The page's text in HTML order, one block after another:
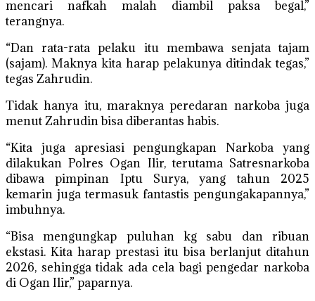
mencari nafkah malah diambil paksa begal,”
terangnya.
“Dan rata-rata pelaku itu membawa senjata tajam
(sajam). Maknya kita harap pelakunya ditindak tegas,”
tegas Zahrudin.
Tidak hanya itu, maraknya peredaran narkoba juga
menut Zahrudin bisa diberantas habis.
“Kita juga apresiasi pengungkapan Narkoba yang
dilakukan Polres Ogan Ilir, terutama Satresnarkoba
dibawa pimpinan Iptu Surya, yang tahun 2025
kemarin juga termasuk fantastis pengungakapannya,”
imbuhnya.
“Bisa mengungkap puluhan kg sabu dan ribuan
ekstasi. Kita harap prestasi itu bisa berlanjut ditahun
2026, sehingga tidak ada cela bagi pengedar narkoba
di Ogan Ilir,” paparnya.